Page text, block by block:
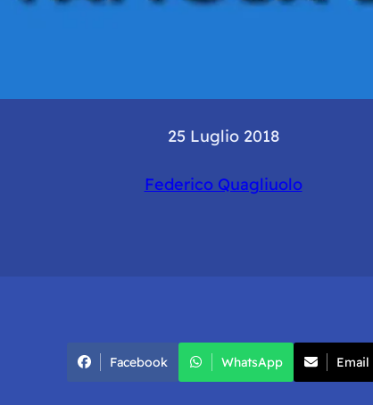
25 Luglio 2018
Federico Quagliuolo
Facebook WhatsApp Email